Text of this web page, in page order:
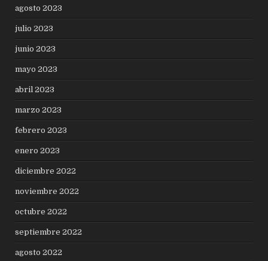
agosto 2023
julio 2023
junio 2023
mayo 2023
abril 2023
marzo 2023
febrero 2023
enero 2023
diciembre 2022
noviembre 2022
octubre 2022
septiembre 2022
agosto 2022